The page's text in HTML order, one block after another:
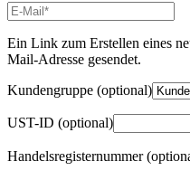
E-
Mail-
Adresse*
Erforderlich
Ein Link zum Erstellen eines
Mail-Adresse gesendet.
Kundengruppe (optional)
UST-ID (optional)
Handelsregisternummer